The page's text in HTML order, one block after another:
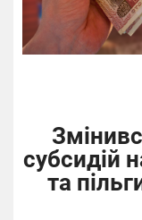
субсидій
та